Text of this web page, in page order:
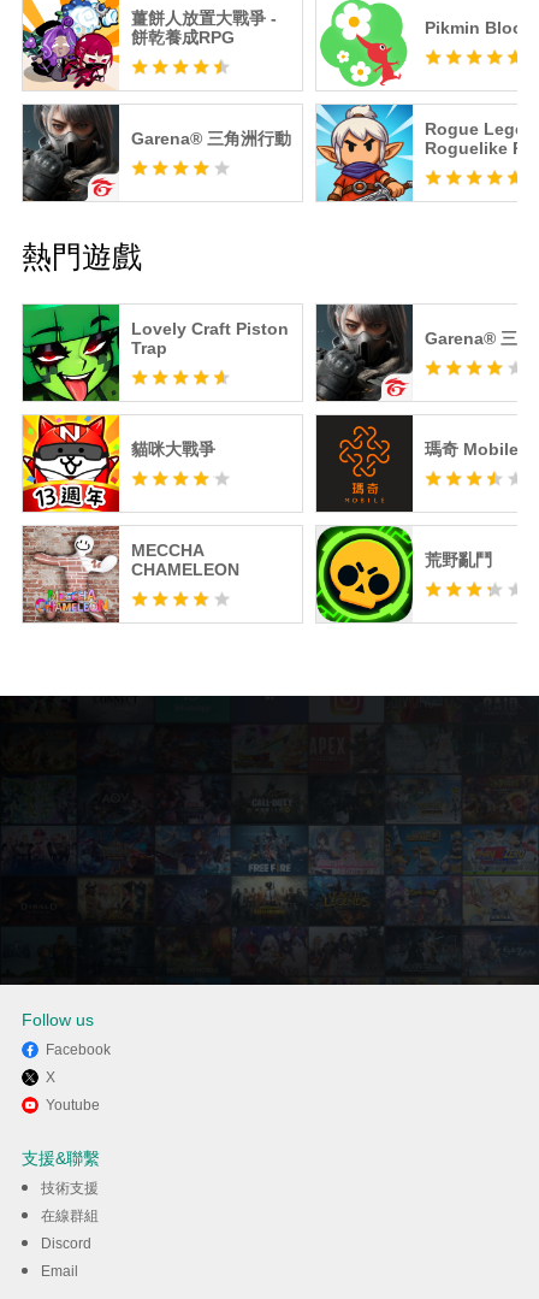
薑餅人放置大戰爭 -
餅乾養成RPG
Pikmin Bloom
Garena® 三角洲行動
Rogue
Roguelike
熱門遊戲
Lovely Craft Piston
Trap
貓咪大戰爭
MECCHA
CHAMELEON
Garena® 三角
瑪奇 Mobile
荒野亂鬥
透過逍遙享受在電腦上玩
Follow us
Facebook
X
Youtube
支援&聯繫
技術支援
在線群組
Discord
Email